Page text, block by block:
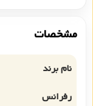
مشخصات
نام برند
رفرانس